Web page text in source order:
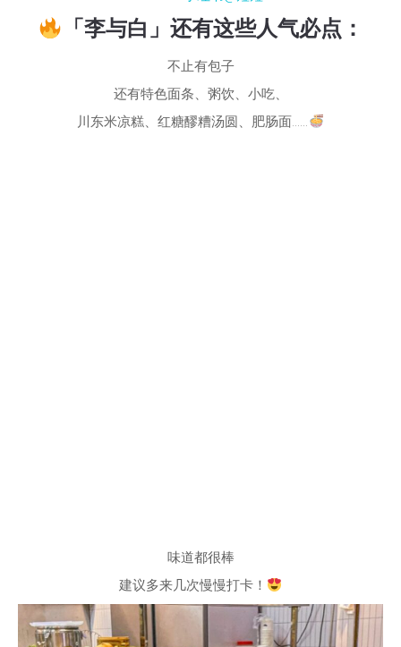
「李与白」还有这些人气必点：
不止有包子
还有特色面条、粥饮、小吃、
川东米凉糕、红糖醪糟汤圆、肥肠面……
味道都很棒
建议多来几次慢慢打卡！